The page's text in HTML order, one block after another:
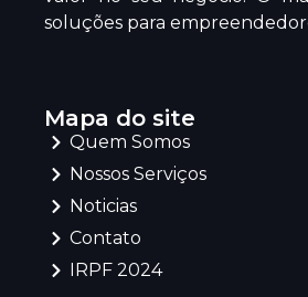
soluções para
Mapa do site
Quem Somos
Nossos Serviços
Noticias
Contato
IRPF 2024